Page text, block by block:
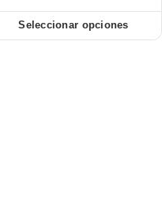
Seleccionar opciones